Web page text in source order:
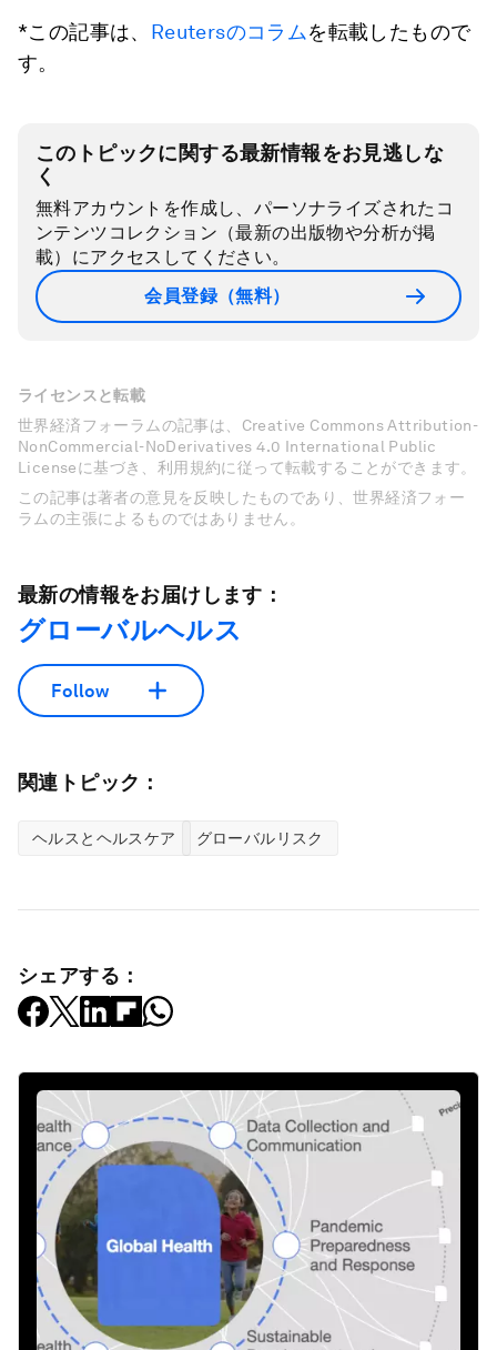
*この記事は、 Reutersのコラムを転載したもので
す。
このトピックに関する最新情報をお見逃しな
く
無料アカウントを作成し、パーソナライズされたコ
ンテンツコレクション（最新の出版物や分析が掲
載）にアクセスしてください。
会員登録（無料）
ライセンスと転載
世界経済フォーラムの記事は、Creative Commons Attribution-
NonCommercial-NoDerivatives 4.0 International Public
Licenseに基づき、利用規約に従って転載することができます。
この記事は著者の意見を反映したものであり、世界経済フォー
ラムの主張によるものではありません。
最新の情報をお届けします：
グローバルヘルス
Follow
関連トピック：
ヘルスとヘルスケア グローバルリスク
シェアする：